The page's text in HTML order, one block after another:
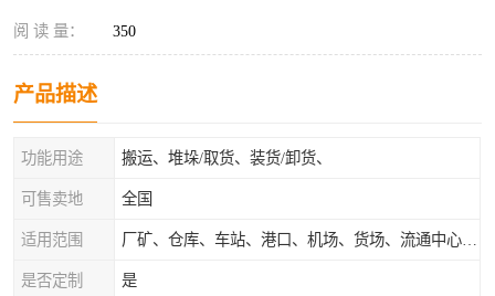
阅 读 量： 350
产品描述
功能用途 搬运、堆垛/取货、装货/卸货、
可售卖地 全国
适用范围
是否定制 是